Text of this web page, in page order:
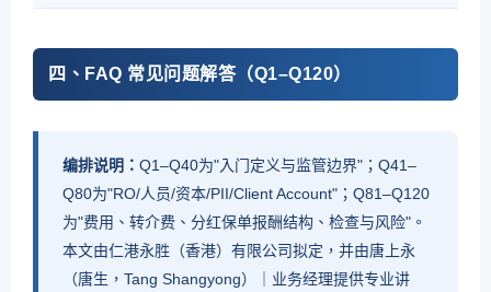
四、FAQ 常见问题解答（Q1–Q120）
编排说明： Q1–Q40为"入门定义与监管边界"；Q41–
Q80为"RO/人员/资本/PII/Client Account"；Q81–Q120
为"费用、转介费、分红保单报酬结构、检查与风险"。
本文由仁港永胜（香港）有限公司拟定，并由唐上永
（唐生，Tang Shangyong）｜业务经理提供专业讲